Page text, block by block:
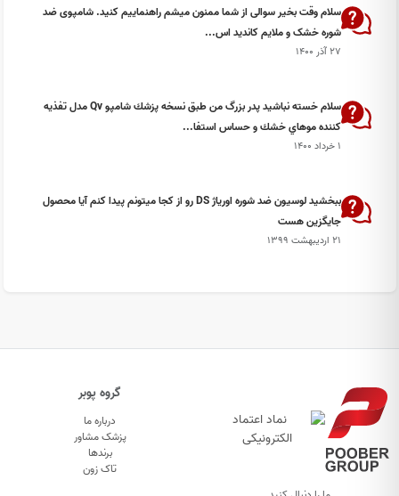
سلام وقت بخیر سوالی از شما ممنون میشم راهنماییم کنید. شامپوی ضد
شوره خشک و ملایم کاندید اس...
۲۷ آذر ۱۴۰۰
سلام خسته نباشيد پدر بزرگ من طبق نسخه پزشك شامپو Qv مدل تفذيه
كننده موهاي خشك و حساس استفا...
۱ خرداد ۱۴۰۰
ببخشید لوسیون ضد شوره اوریاژ DS رو از کجا میتونم پیدا کنم آیا محصول
جایگزین هست
۲۱ اردیبهشت ۱۳۹۹
گروه پوبر
درباره ما
پزشک مشاور
برندها
تاک زون